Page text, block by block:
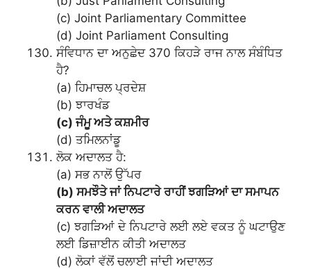
(c) Joint Parliamentary Committee
(d) Joint Parliament Consulting
ਸੰਵਿਧਾਨ ਦਾ ਅਨੁਛੇਦ 370 ਕਿਹੜੇ ਰਾਜ ਨਾਲ ਸੰਬੰਧਿਤ
ਹੈ?
(a) ਹਿਮਾਚਲ ਪ੍ਰਦੇਸ਼
(b) ਝਾਰਖੰਡ
(c) ਜੰਮੂ ਅਤੇ ਕਸ਼ਮੀਰ
(d) ਤਮਿਲਨਾਂਡੂ
ਲੋਕ ਅਦਾਲਤ ਹੈ:
(a) ਸਭ ਨਾਲੋਂ ਉੱਪਰ
(b) ਸਮਝੌਤੇ ਜਾਂ ਨਿਪਟਾਰੇ ਰਾਹੀਂ ਝਗੜਿਆਂ ਦਾ ਸਮਾਪਨ
ਕਰਨ ਵਾਲੀ ਅਦਾਲਤ
(c) ਝਗੜਿਆਂ ਦੇ ਨਿਪਟਾਰੇ ਲਈ ਲਏ ਵਕਤ ਨੂੰ ਘਟਾਉਣ
ਲਈ ਡਿਜ਼ਾਈਨ ਕੀਤੀ ਅਦਾਲਤ
(d) ਲੋਕਾਂ ਵੱਲੋਂ ਚਲਾਈ ਜਾਂਦੀ ਅਦਾਲਤ